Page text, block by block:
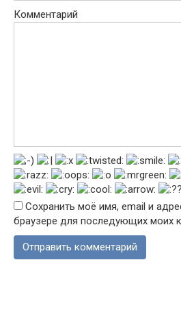
Комментарий
Сохранить моё имя, email и
браузере для последующих моих